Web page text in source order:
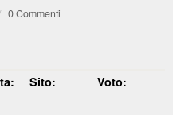
0 Commenti
Sito: Voto: